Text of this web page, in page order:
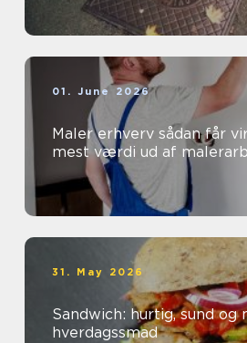
01. June 2026
Maler erhverv sådan får virksomheder
mest værdi ud af
31. May 2026
Sandwich: hurtig, sund
hverdagssmad